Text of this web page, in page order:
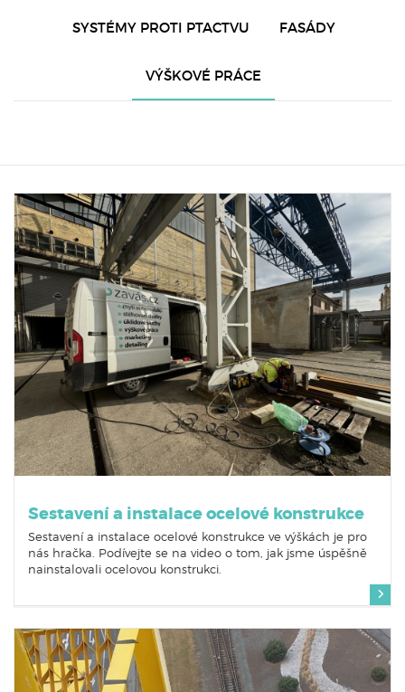
SYSTÉMY PROTI PTACTVU FASÁDY
VÝŠKOVÉ PRÁCE
Sestavení a instalace ocelové konstrukce
Sestavení a instalace ocelové konstrukce ve výškách je pro
nás hračka. Podívejte se na video o tom, jak jsme úspěšně
nainstalovali ocelovou konstrukci.